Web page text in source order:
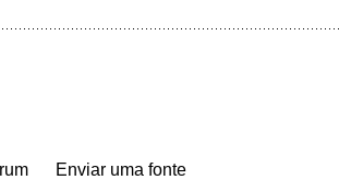
Enviar uma fonte